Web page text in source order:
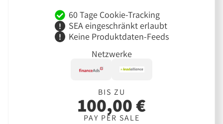
60 Tage Cookie-Tracking
SEA eingeschränkt erlaubt
Keine Produktdaten-Feeds
Netzwerke
BIS ZU
100,00 €
PAY PER SALE